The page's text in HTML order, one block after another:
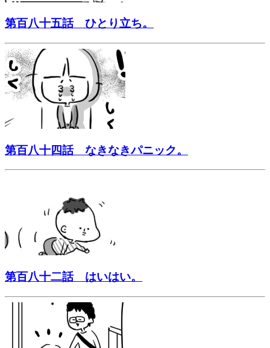
第百八十五話 ひとり立ち。
第百八十四話 なきなきパニック。
第百八十二話 はいはい。